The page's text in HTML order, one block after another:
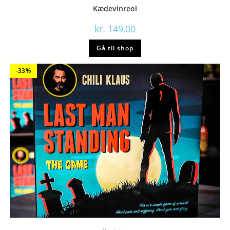
Kædevinreol
kr. 149,00
Gå til shop
-33%